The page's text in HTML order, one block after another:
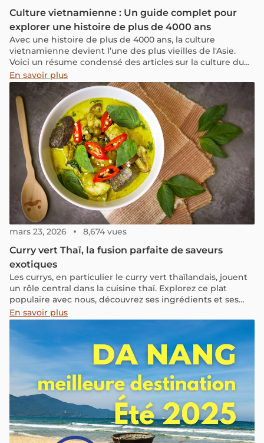
Culture vietnamienne : Un guide complet pour
explorer une histoire de plus de 4000 ans
Avec une histoire de plus de 4000 ans, la culture
vietnamienne devient l’une des plus vieilles de l'Asie.
Voici un résume condensé des articles sur la culture du
Vietnam.
En savoir plus
mars 23, 2026 8,674 vues
Curry vert Thaï, la fusion parfaite de saveurs
exotiques
Les currys, en particulier le curry vert thaïlandais, jouent
un rôle central dans la cuisine thaï. Explorez ce plat
populaire avec nous, découvrez ses ingrédients et ses
recettes faciles à réaliser chez vous. Venez savourer la
cuisine thaïlandaise avec nous.
En savoir plus